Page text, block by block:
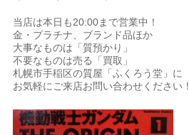
当店は本日も20:00まで営業中！
金・プラチナ、ブランド品ほか
大事なものは「質預かり」
不要なものは売る「買取」
札幌市手稲区の質屋「ふくろう堂」に
お気軽にご来店お問い合わせください！